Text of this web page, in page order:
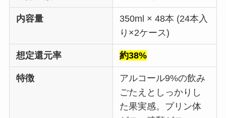
内容量
350ml × 48本 (24本入
り×2ケース)
想定還元率 約38%
特徴
アルコール9%の飲み
ごたえとしっかりし
た果実感。プリン体